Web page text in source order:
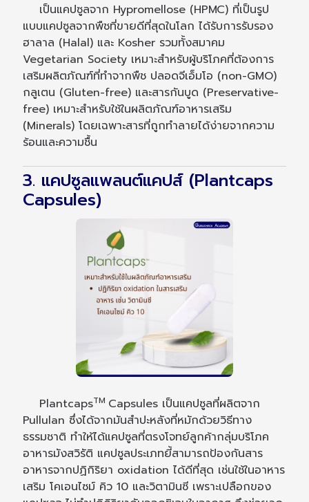
เป็นแคปซูลจาก Hypromellose (HPMC) ที่เป็นรูป
แบบแคปซูลจากพืชที่ขายดีที่สุดในโลก ได้รับการรับรอง
ฮาลาล (Halal) และ Kosher รวมทั้งสมาคม
Vegetarian Society เหมาะสำหรับผู้บริโภคที่ต้องการ
เสริมผลิตภัณฑ์ที่ทำจากพืช ปลอดจีเอ็มโอ (non-GMO)
กลูเตน (Gluten-free) และสารกันบูด (Preservative-
free) เหมาะสำหรับใช้ในผลิตภัณฑ์อาหารเสริม
(Minerals) โดยเฉพาะสารที่ถูกทำลายได้ง่ายจากความ
ร้อนและความชื้น
3. แคปซูลแพลนต์แคปส์ (Plantcaps
Capsules)
PlantcapsTM Capsules เป็นแคปซูลที่ผลิตจาก
Pullulan ซึ่งได้จากมันสำปะหลังที่หมักด้วยวิธีทาง
ธรรมชาติ ทำให้ได้แคปซูลที่ตรงโจทย์ลูกค้ากลุ่มบริโภค
อาหารมังสวิรัติ แคปซูลประเภทยี้สามารถป้องกันสาร
อาหารจากปฏิกิริยา oxidation ได้ดีที่สุด เช่นใช้ในอาหาร
เสริม โคเอนไซม์ คิว 10 และวิตามินซี เพราะเปลือกของ